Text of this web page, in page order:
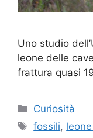
Uno studio
leone delle
frattura quasi
Categorie
Curiosità
Tag
fossili,